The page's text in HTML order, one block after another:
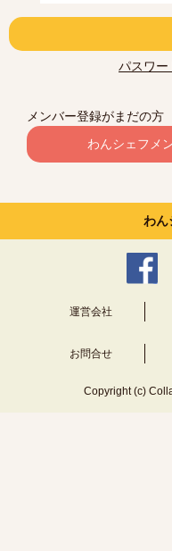
パスワー
メンバー登録がまだの方
わんシェフメ
わ
運営会社
お問合せ
Copyright (c)